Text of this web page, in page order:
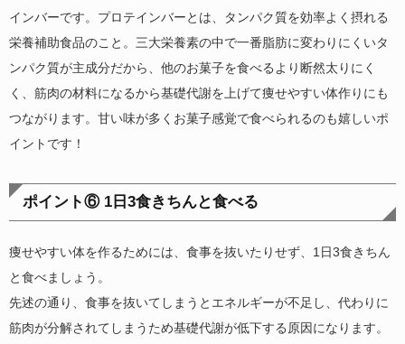
インバーです。プロテインバーとは、タンパク質を効率よく摂れる
栄養補助食品のこと。三大栄養素の中で一番脂肪に変わりにくいタ
ンパク質が主成分だから、他のお菓子を食べるより断然太りにく
く、筋肉の材料になるから基礎代謝を上げて痩せやすい体作りにも
つながります。甘い味が多くお菓子感覚で食べられるのも嬉しいポ
イントです！
ポイント⑥ 1日3食きちんと食べる
痩せやすい体を作るためには、食事を抜いたりせず、1日3食きちん
と食べましょう。
先述の通り、食事を抜いてしまうとエネルギーが不足し、代わりに
筋肉が分解されてしまうため基礎代謝が低下する原因になります。